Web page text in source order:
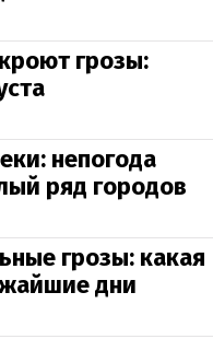
грозы:
непогода
ряд городов
грозы: какая
дни